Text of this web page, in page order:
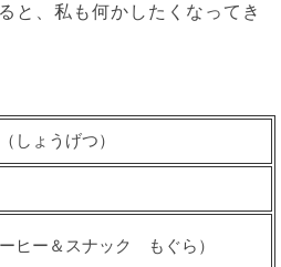
と、私も何かしたくなってき
しょうげつ）
ヒー＆スナック もぐら）